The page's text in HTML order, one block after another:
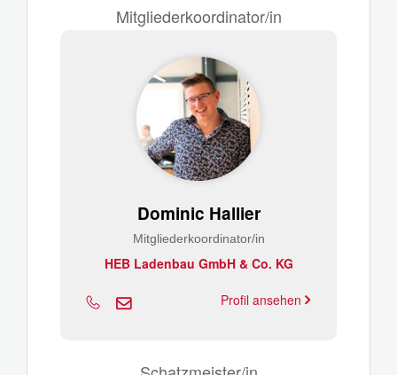
Mitgliederkoordinator/in
Dominic Hallier
Mitgliederkoordinator/in
HEB Ladenbau GmbH & Co. KG
Profil ansehen